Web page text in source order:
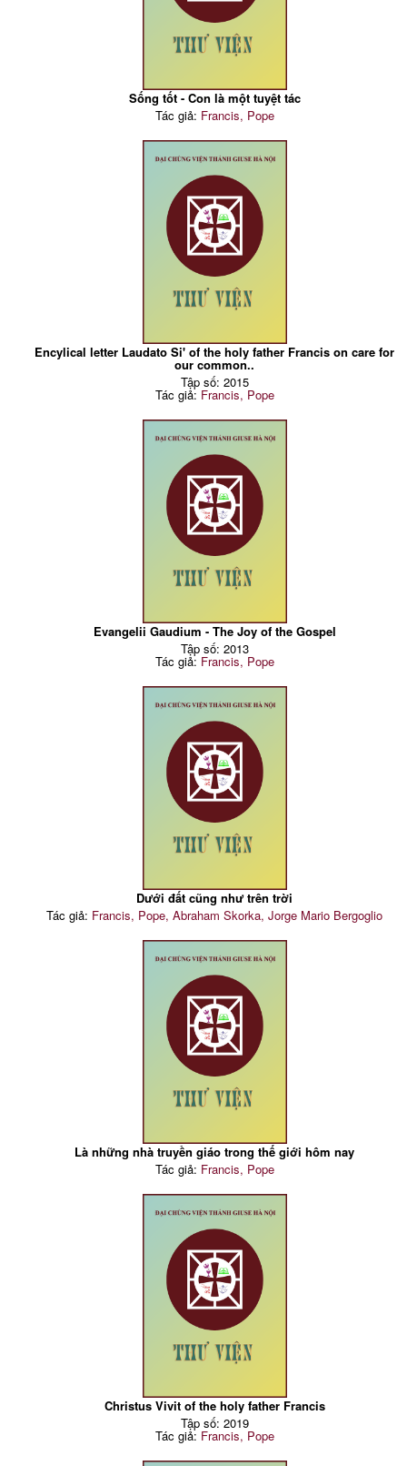
Sống tốt - Con là một tuyệt tác
Tác giả: Francis, Pope
Encylical letter Laudato Si' of the holy father Francis on care for
our common..
Tập số: 2015
Tác giả: Francis, Pope
Evangelii Gaudium - The Joy of the Gospel
Tập số: 2013
Tác giả: Francis, Pope
Dưới đất cũng như trên trời
Tác giả: Francis, Pope, Abraham Skorka, Jorge Mario Bergoglio
Là những nhà truyền giáo trong thế giới hôm nay
Tác giả: Francis, Pope
Christus Vivit of the holy father Francis
Tập số: 2019
Tác giả: Francis, Pope